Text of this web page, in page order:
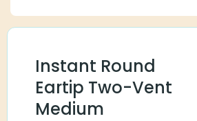
Instant Round
Eartip Two-Vent
Medium